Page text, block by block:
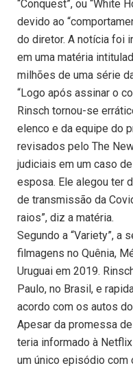
“Conquest”, ou “White
devido ao
do diretor. A notícia foi
em uma matéria
milhões de uma série
“Logo após assinar o
Rinsch tornou-se
elenco e da equipe do
revisados ​​pelo The
judiciais em um caso
esposa. Ele alegou ter
de transmissão da
raios”, diz a matéria.
Segundo a “Variety”, a
filmagens no Quênia,
Uruguai em 2019.
Paulo, no Brasil, e
acordo com os autos
Apesar da promessa
teria informado à
um único episódio com